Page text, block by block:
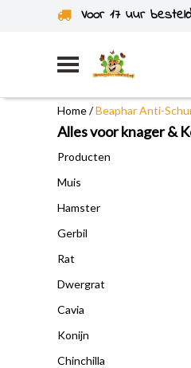
Voor 17 uur
Uit eigen voorraad
Home/Beaphar Anti-
Alles voor knager &
Producten
Muis
Hamster
Gerbil
Rat
Dwergrat
Cavia
Konijn
Chinchilla